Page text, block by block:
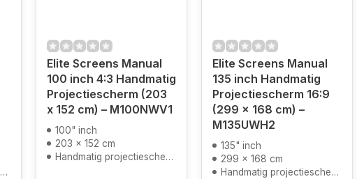
Elite Screens Manual
100 inch 4:3 Handmatig
Projectiescherm (203
x 152 cm) – M100NWV1
100" inch
203 x 152 cm
Handmatig projectiescherm
Elite Screens Manual
135 inch Handmatig
Projectiescherm 16:9
(299 x 168 cm) –
M135UWH2
135" inch
299 x 168 cm
Handmatig projectiescherm